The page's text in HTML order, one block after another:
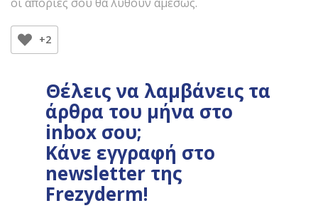
+2
Θέλεις να λαμβάνεις τα
άρθρα του μήνα στο
inbox σου;
Κάνε εγγραφή στο
newsletter της
Frezyderm!